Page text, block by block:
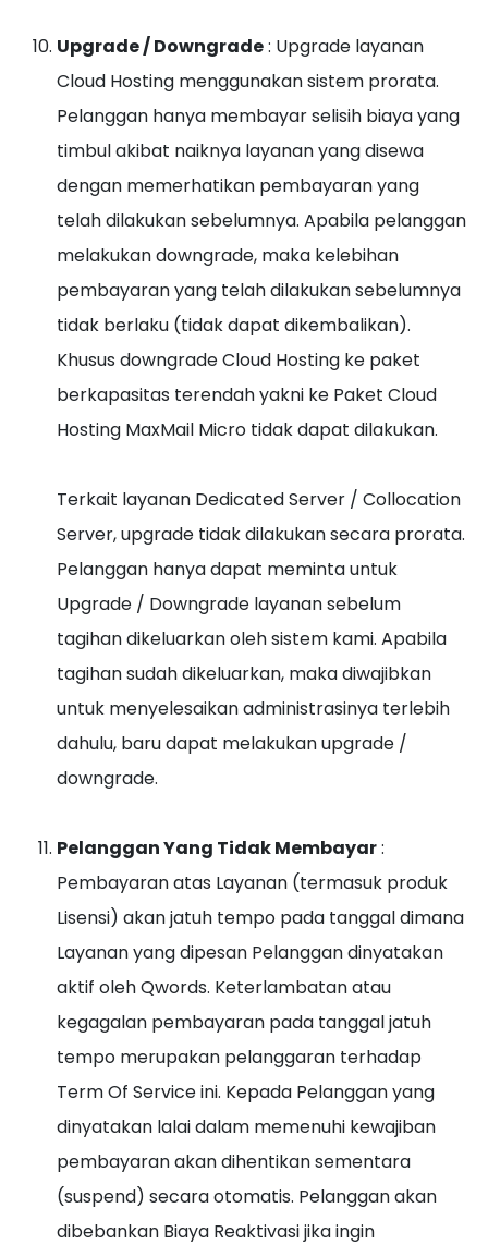
Upgrade / Downgrade: Upgrade layanan
Cloud Hosting menggunakan sistem prorata.
Pelanggan hanya membayar selisih biaya yang
timbul akibat naiknya layanan yang disewa
dengan memerhatikan pembayaran yang
telah dilakukan sebelumnya. Apabila pelanggan
melakukan downgrade, maka kelebihan
pembayaran yang telah dilakukan sebelumnya
tidak berlaku (tidak dapat dikembalikan).
Khusus downgrade Cloud Hosting ke paket
berkapasitas terendah yakni ke Paket Cloud
Hosting MaxMail Micro tidak dapat dilakukan.
Terkait layanan Dedicated Server / Collocation
Server, upgrade tidak dilakukan secara prorata.
Pelanggan hanya dapat meminta untuk
Upgrade / Downgrade layanan sebelum
tagihan dikeluarkan oleh sistem kami. Apabila
tagihan sudah dikeluarkan, maka diwajibkan
untuk menyelesaikan administrasinya terlebih
dahulu, baru dapat melakukan upgrade /
downgrade.
Pelanggan Yang Tidak Membayar:
Pembayaran atas Layanan (termasuk produk
Lisensi) akan jatuh tempo pada tanggal dimana
Layanan yang dipesan Pelanggan dinyatakan
aktif oleh Qwords. Keterlambatan atau
kegagalan pembayaran pada tanggal jatuh
tempo merupakan pelanggaran terhadap
Term Of Service ini. Kepada Pelanggan yang
dinyatakan lalai dalam memenuhi kewajiban
pembayaran akan dihentikan sementara
(suspend) secara otomatis. Pelanggan akan
dibebankan Biaya Reaktivasi jika ingin